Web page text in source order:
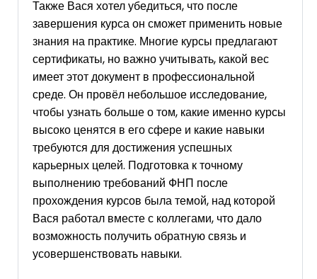
Также Вася хотел убедиться, что после
завершения курса он сможет применить новые
знания на практике. Многие курсы предлагают
сертификаты, но важно учитывать, какой вес
имеет этот документ в профессиональной
среде. Он провёл небольшое исследование,
чтобы узнать больше о том, какие именно курсы
высоко ценятся в его сфере и какие навыки
требуются для достижения успешных
карьерных целей. Подготовка к точному
выполнению требований ФНП после
прохождения курсов была темой, над которой
Вася работал вместе с коллегами, что дало
возможность получить обратную связь и
усовершенствовать навыки.